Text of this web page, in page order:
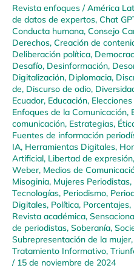
Revista enfoques /América
de datos de expertos, Chat
Conducta humana, Consejo
Derechos, Creación de
Deliberación política,
Desafío, Desinformación,
Digitalización, Diplomacia,
de, Discurso de odio,
Ecuador, Educación,
Enfoques de la Comunicación,
comunicación, Estrategias,
Fuentes de información
IA, Herramientas Digitales,
Artificial, Libertad de expresión,
Weber, Medios de
Misoginia, Mujeres Periodistas,
Tecnologías, Periodismo,
Digitales, Política, Porcentajes,
Revista académica,
de periodistas, Soberanía,
Subrepresentación de la mujer,
Tratamiento Informativo,
/ 15 de noviembre de 2024